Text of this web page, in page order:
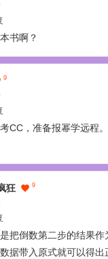
书啊？
9
CC，准备报幂学远程
狂 9
把倒数第二步的结果作
据带入原式就可以得出